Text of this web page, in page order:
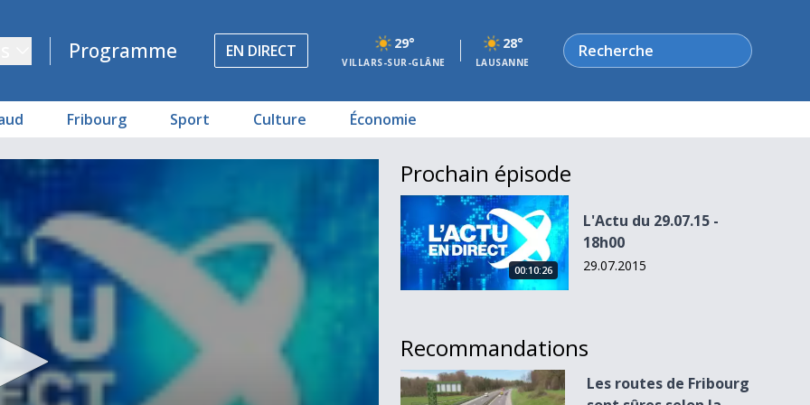
Programme EN DIRECT 29°
VILLARS-SUR-GLÂNE
28°
LAUSANNE
Rechercher
Fribourg Sport Culture Économie
Lumpur Prochain épisode
L&#039;Actu du 29.07.15 - 18h00
00:10:26
L'Actu du 29.07.15 -
18h00
29.07.2015
Recommandations
Les routes de Fribourg sont sûres selon la police catonale
Les routes de Fribourg